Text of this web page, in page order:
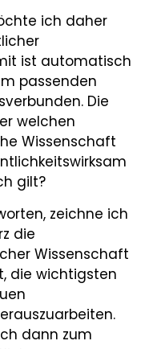
ich daher
ist automatisch
passenden
Die
welchen
Wissenschaft
gilt?
zeichne ich
die
Wissenschaft
die wichtigsten
dann zum